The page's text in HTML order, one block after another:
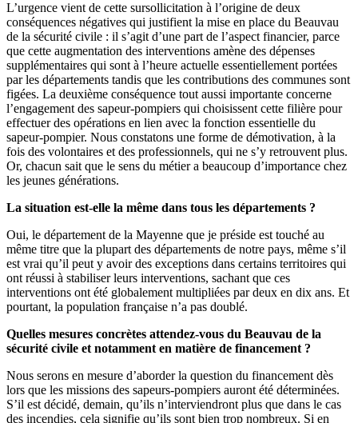
L’urgence vient de cette sursollicitation à l’origine de deux
conséquences négatives qui justifient la mise en place du Beauvau
de la sécurité civile : il s’agit d’une part de l’aspect financier, parce
que cette augmentation des interventions amène des dépenses
supplémentaires qui sont à l’heure actuelle essentiellement portées
par les départements tandis que les contributions des communes sont
figées. La deuxième conséquence tout aussi importante concerne
l’engagement des sapeur-pompiers qui choisissent cette filière pour
effectuer des opérations en lien avec la fonction essentielle du
sapeur-pompier. Nous constatons une forme de démotivation, à la
fois des volontaires et des professionnels, qui ne s’y retrouvent plus.
Or, chacun sait que le sens du métier a beaucoup d’importance chez
les jeunes générations.
La situation est-elle la même dans tous les départements ?
Oui, le département de la Mayenne que je préside est touché au
même titre que la plupart des départements de notre pays, même s’il
est vrai qu’il peut y avoir des exceptions dans certains territoires qui
ont réussi à stabiliser leurs interventions, sachant que ces
interventions ont été globalement multipliées par deux en dix ans. Et
pourtant, la population française n’a pas doublé.
Quelles mesures concrètes attendez-vous du Beauvau de la
sécurité civile et notamment en matière de financement ?
Nous serons en mesure d’aborder la question du financement dès
lors que les missions des sapeurs-pompiers auront été déterminées.
S’il est décidé, demain, qu’ils n’interviendront plus que dans le cas
des incendies, cela signifie qu’ils sont bien trop nombreux. Si en